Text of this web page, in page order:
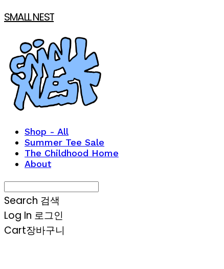
SMALL NEST
Shop - All
Summer Tee Sale
The Childhood Home
About
Search 검색
Log In 로그인
Cart장바구니